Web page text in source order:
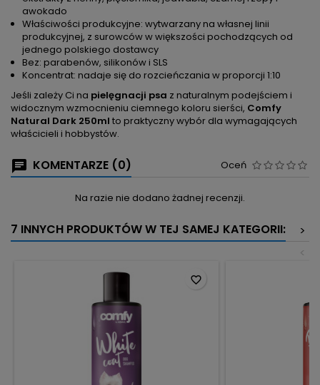
awokado
Właściwości produkcyjne: wytwarzany na własnej linii
produkcyjnej, z surowców w większości pochodzących od
jednego polskiego dostawcy
Bez: parabenów, silikonów i SLS
Koncentrat: nadaje się do rozcieńczania w proporcji 1:10
Jeśli zależy Ci na pielęgnacji psa z naturalnym podejściem i
widocznym wzmocnieniu ciemnego koloru sierści, Comfy
Natural Dark 250ml to praktyczny wybór dla wymagających
właścicieli i hobbystów.
KOMENTARZE (0) Oceń
Na razie nie dodano żadnej recenzji.
7 INNYCH PRODUKTÓW W TEJ SAMEJ KATEGORII:
>
<
favorite_border